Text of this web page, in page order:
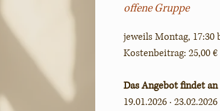
offene Gruppe
jeweils Montag, 17:30
Kostenbeitrag: 25,00 €
Das Angebot findet
19.01.2026 ·